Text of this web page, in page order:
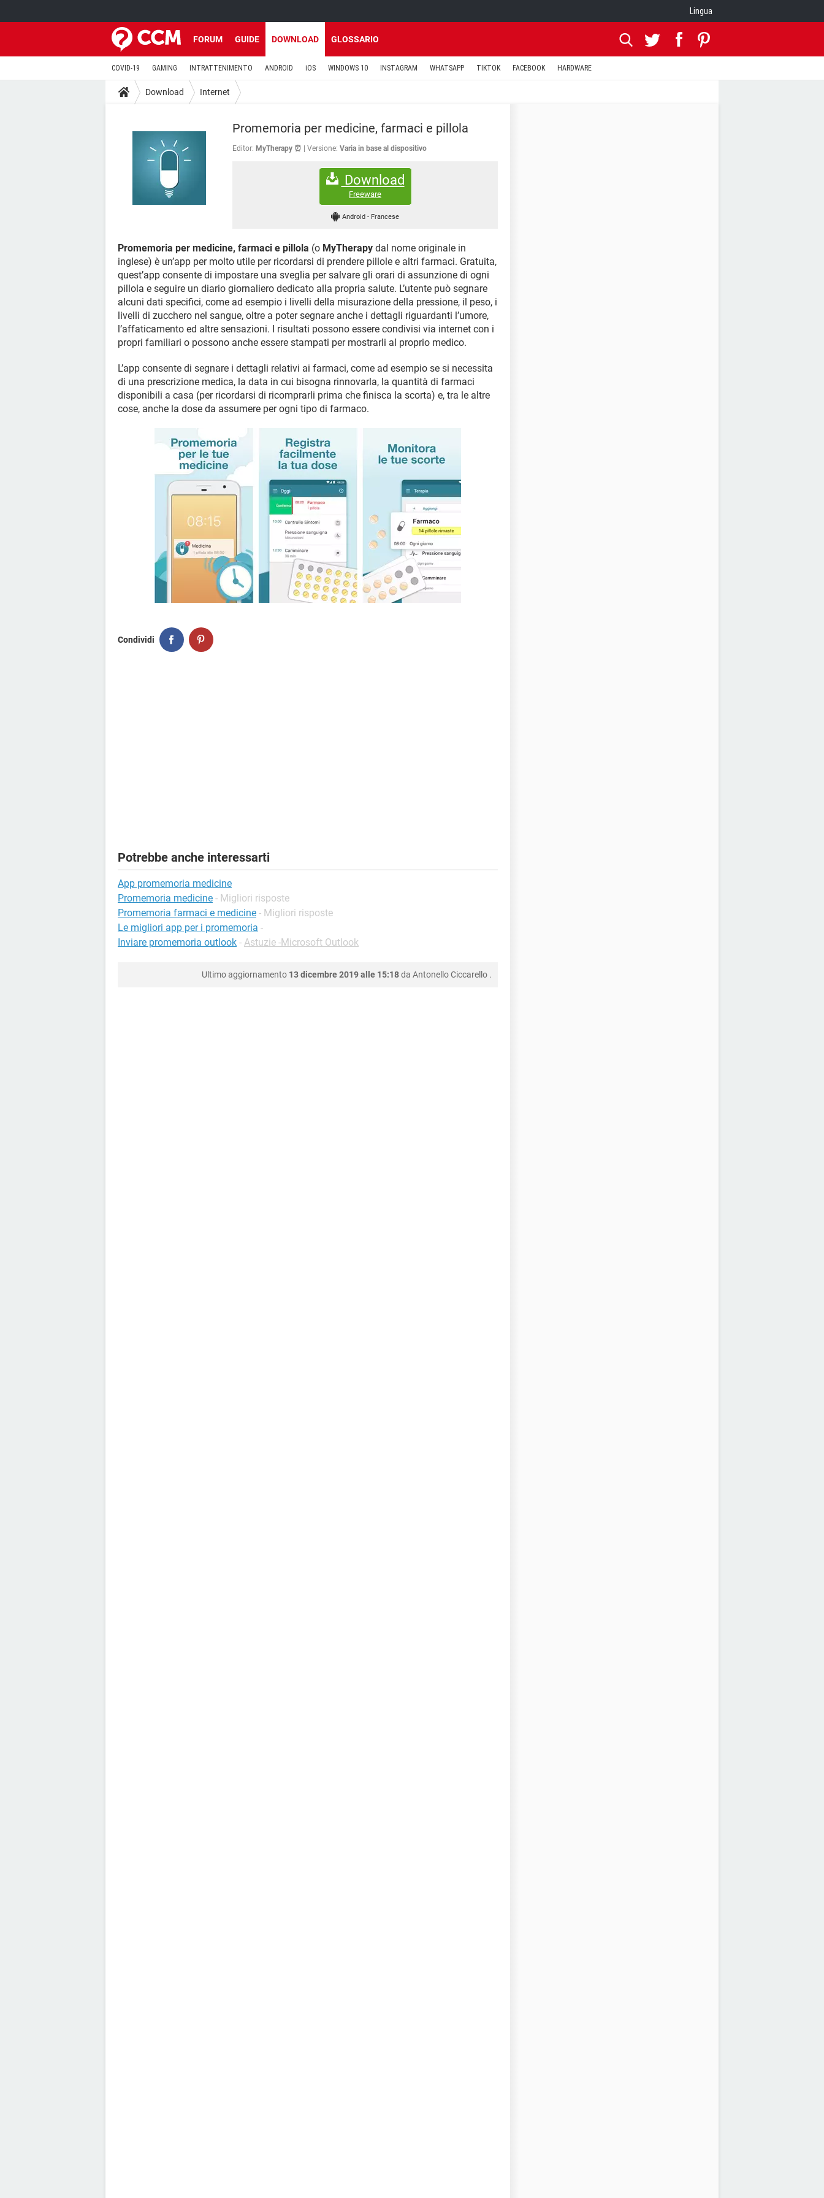
Lingua
FORUM GUIDE DOWNLOAD GLOSSARIO
COVID-19 GAMING INTRATTENIMENTO ANDROID iOS WINDOWS 10 INSTAGRAM WHATSAPP TIKTOK FACEBOOK HARDWARE
Download Internet
Promemoria per medicine, farmaci e pillola
Editor: MyTherapy ⏰ Versione: Varia in base al dispositivo
Download
Freeware
Android - Francese
Promemoria per medicine, farmaci e pillola (o MyTherapy dal nome originale in
inglese) è un’app per molto utile per ricordarsi di prendere pillole e altri farmaci. Gratuita,
quest’app consente di impostare una sveglia per salvare gli orari di assunzione di ogni
pillola e seguire un diario giornaliero dedicato alla propria salute. L’utente può segnare
alcuni dati specifici, come ad esempio i livelli della misurazione della pressione, il peso, i
livelli di zucchero nel sangue, oltre a poter segnare anche i dettagli riguardanti l’umore,
l’affaticamento ed altre sensazioni. I risultati possono essere condivisi via internet con i
propri familiari o possono anche essere stampati per mostrarli al proprio medico.
L’app consente di segnare i dettagli relativi ai farmaci, come ad esempio se si necessita
di una prescrizione medica, la data in cui bisogna rinnovarla, la quantità di farmaci
disponibili a casa (per ricordarsi di ricomprarli prima che finisca la scorta) e, tra le altre
cose, anche la dose da assumere per ogni tipo di farmaco.
Condividi
Potrebbe anche interessarti
App promemoria medicine
Promemoria medicine - Migliori risposte
Promemoria farmaci e medicine - Migliori risposte
Le migliori app per i promemoria -
Inviare promemoria outlook - Astuzie -Microsoft Outlook
Ultimo aggiornamento 13 dicembre 2019 alle 15:18da Antonello Ciccarello .